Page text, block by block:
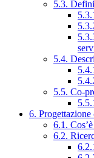
5.3.
5.4.
5.5. Co-
6. Progettazione
6.1.
6.2.